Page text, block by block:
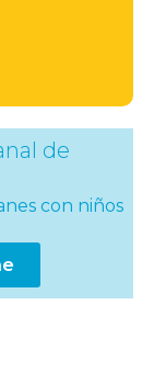
de
con niños